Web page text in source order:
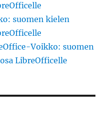
suomen kielen
Voikko: suomen
LibreOfficelle